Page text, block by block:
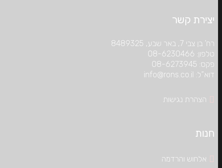
יצירת קשר
רח’ בן צבי 7, באר שבע, 8489325
טלפון: 08-6230466
פקס: 08-6273945
דוא”ל: info@rons.co.il
הצהרת נגישות
חנות
אלחוש והרדמה